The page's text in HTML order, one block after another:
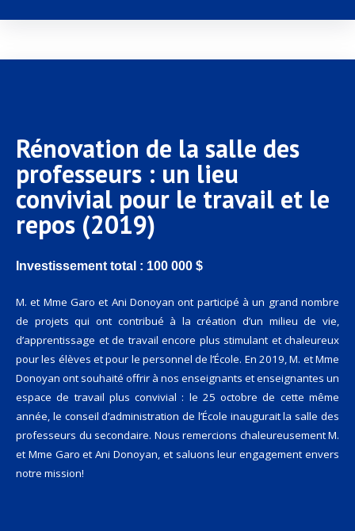
Rénovation de la salle des
professeurs : un lieu
convivial pour le travail et le
repos (2019)
Investissement total : 100 000 $
M.et Mme Garo et Ani Donoyan ont participé à un grand nombre
de projets qui ont contribué à la création d’un milieu de vie,
d’apprentissage et de travail encore plus stimulant et chaleureux
pour les élèves et pour le personnel de l’École. En 2019, M. et Mme
Donoyan ont souhaité offrir à nos enseignants et enseignantes un
espace de travail plus convivial : le 25 octobre de cette même
année, le conseil d’administration de l’École inaugurait la salle des
professeurs du secondaire. Nous remercions chaleureusement M.
et Mme Garo et Ani Donoyan, et saluons leur engagement envers
notre mission!